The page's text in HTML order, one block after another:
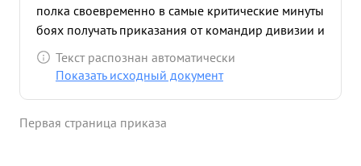
полка своевременно в самые критические минуты
боях получать приказания от командир дивизии и
управлятьприданными ему артиллерийскими
огневыми средств 17 марта 1944 года под
что розрывом снаряда тов. КНЯЗЕВА контузило он
Текст распознан автоматически
Показать исходный документ
Первая страница приказа